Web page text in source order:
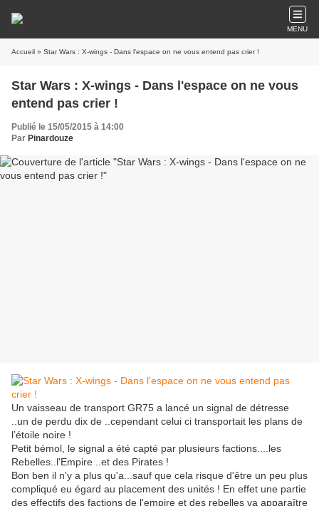
MENU
Accueil » Star Wars : X-wings - Dans l'espace on ne vous entend pas crier !
Star Wars : X-wings - Dans l'espace on ne vous
entend pas crier !
Publié le 15/05/2015 à 14:00
Par Pinardouze
Un vaisseau de transport GR75 a lancé un signal de détresse
..un de perdu dix de ..cependant celui ci transportait les plans de
l’étoile noire !
Petit bémol, le signal a été capté par plusieurs factions....les
Rebelles..l'Empire ..et des Pirates !
Bon ben il n'y a plus qu'a...sauf que cela risque d'être un peu plus
compliqué eu égard au placement des unités ! En effet une partie
des effectifs des factions de l'empire et des rebelles va apparaître